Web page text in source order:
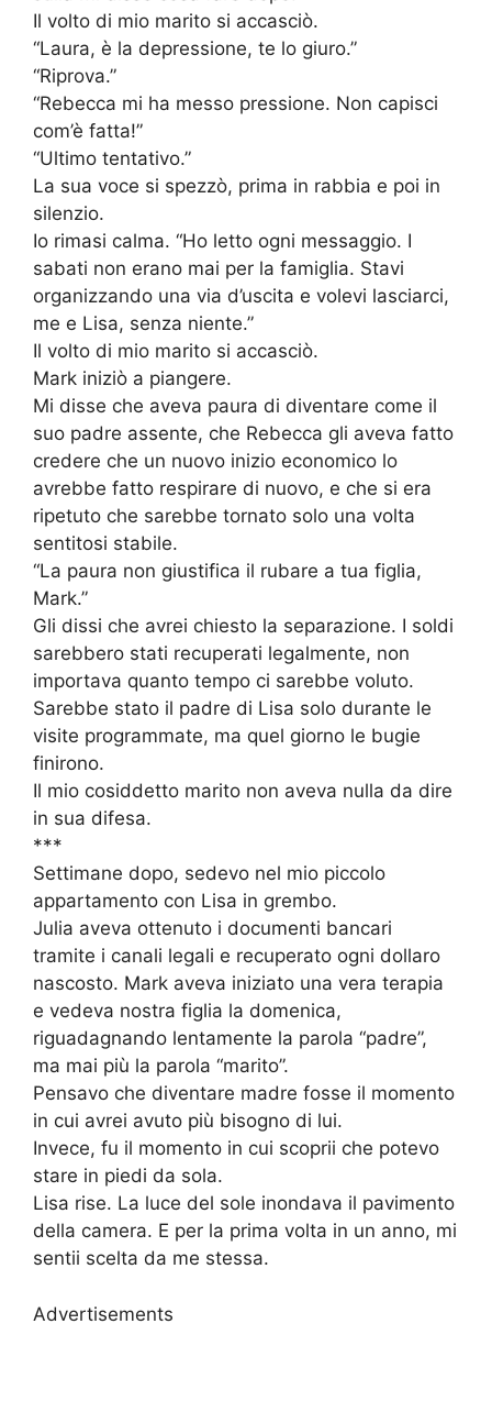
Il volto di mio marito si accasciò.
“Laura, è la depressione, te lo giuro.”
“Riprova.”
“Rebecca mi ha messo pressione. Non capisci
com’è fatta!”
“Ultimo tentativo.”
La sua voce si spezzò, prima in rabbia e poi in
silenzio.
Io rimasi calma. “Ho letto ogni messaggio. I
sabati non erano mai per la famiglia. Stavi
organizzando una via d’uscita e volevi lasciarci,
me e Lisa, senza niente.”
Il volto di mio marito si accasciò.
Mark iniziò a piangere.
Mi disse che aveva paura di diventare come il
suo padre assente, che Rebecca gli aveva fatto
credere che un nuovo inizio economico lo
avrebbe fatto respirare di nuovo, e che si era
ripetuto che sarebbe tornato solo una volta
sentitosi stabile.
“La paura non giustifica il rubare a tua figlia,
Mark.”
Gli dissi che avrei chiesto la separazione. I soldi
sarebbero stati recuperati legalmente, non
importava quanto tempo ci sarebbe voluto.
Sarebbe stato il padre di Lisa solo durante le
visite programmate, ma quel giorno le bugie
finirono.
Il mio cosiddetto marito non aveva nulla da dire
in sua difesa.
***
Settimane dopo, sedevo nel mio piccolo
appartamento con Lisa in grembo.
Julia aveva ottenuto i documenti bancari
tramite i canali legali e recuperato ogni dollaro
nascosto. Mark aveva iniziato una vera terapia
e vedeva nostra figlia la domenica,
riguadagnando lentamente la parola “padre”,
ma mai più la parola “marito”.
Pensavo che diventare madre fosse il momento
in cui avrei avuto più bisogno di lui.
Invece, fu il momento in cui scoprii che potevo
stare in piedi da sola.
Lisa rise. La luce del sole inondava il pavimento
della camera. E per la prima volta in un anno, mi
sentii scelta da me stessa.
Advertisements